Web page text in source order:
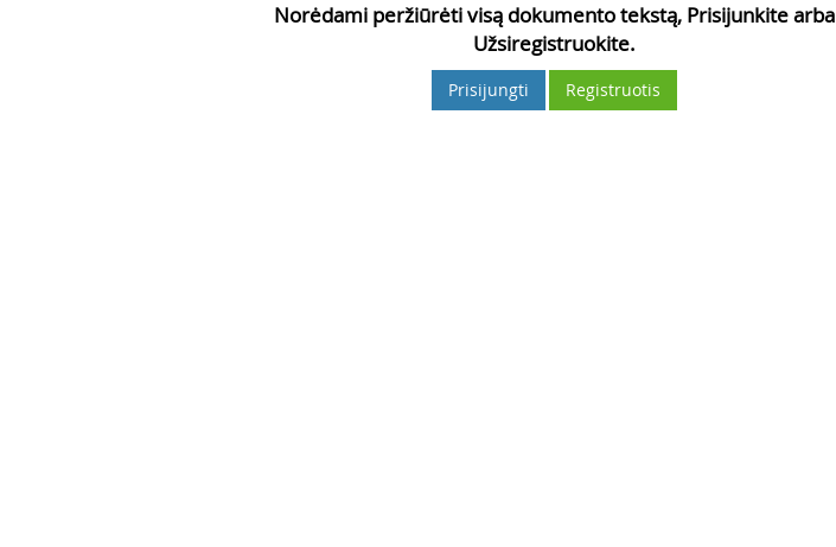
Norėdami peržiūrėti visą dokumento tekstą, Prisijunkite arba
Užsiregistruokite.
Prisijungti Registruotis